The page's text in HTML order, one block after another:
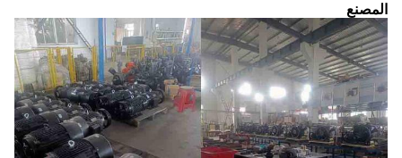
المصنع